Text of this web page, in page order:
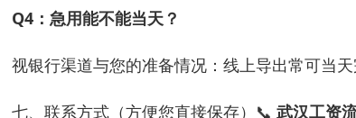
Q4：急用能不能当天？
视银行渠道与您的准备情况：线上导出常可当
七、联系方式（方便您直接保存）📞 武汉工资